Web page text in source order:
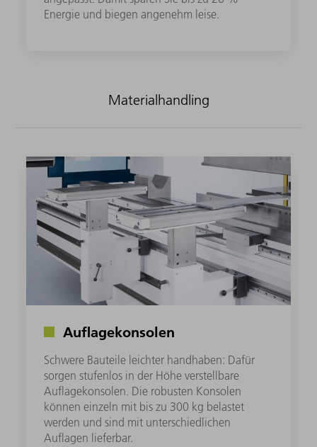
Energie und biegen angenehm leise.
Materialhandling
Auflagekonsolen
Schwere Bauteile leichter handhaben: Dafür
sorgen stufenlos in der Höhe verstellbare
Auflagekonsolen. Die robusten Konsolen
können einzeln mit bis zu 300 kg belastet
werden und sind mit unterschiedlichen
Auflagen lieferbar.